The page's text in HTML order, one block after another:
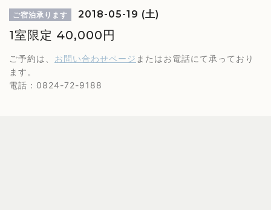
ご宿泊承ります 2018-05-19 (土)
1室限定 40,000円
ご予約は、 お問い合わせページ またはお電話にて承っており
ます。
電話：0824-72-9188